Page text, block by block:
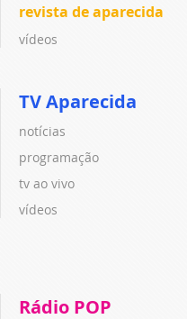
revista de aparecida
vídeos
TV Aparecida
notícias
programação
tv ao vivo
vídeos
Rádio POP